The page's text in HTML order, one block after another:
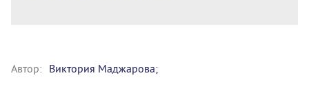
Автор: Виктория Маджарова;